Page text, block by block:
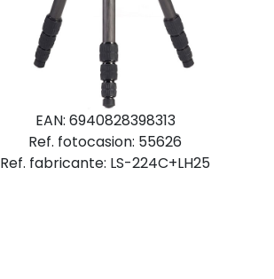
EAN: 6940828398313
Ref. fotocasion: 55626
Ref. fabricante: LS-224C+LH25